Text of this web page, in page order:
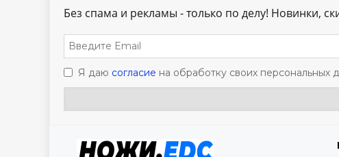
Без спама и рекламы - только по делу! Новинки,
Я даю согласие на обработку своих персональных